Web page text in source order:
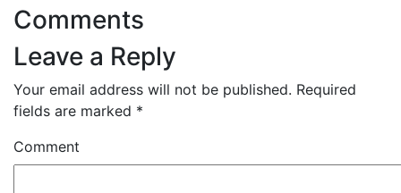
Comments
Leave a Reply
Your email address will not be published. Required
fields are marked *
Comment